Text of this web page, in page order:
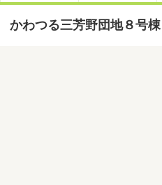
かわつる三芳野団地８号棟